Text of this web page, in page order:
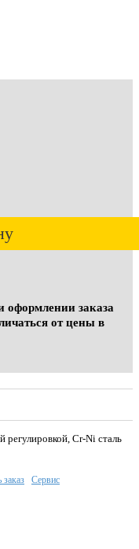
оформлении заказа
от цены в
Cr-Ni сталь
заказ Сервис